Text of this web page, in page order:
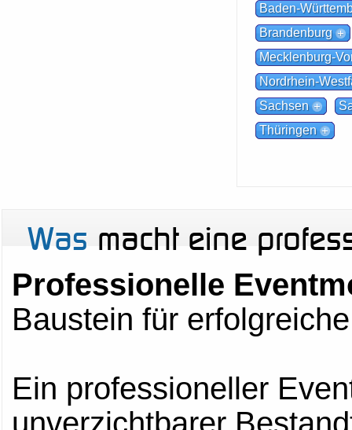
Baden-
Brandenburg
Mecklenburg-
Nordrhein-
Sachsen
Thüringen
Was macht eine
Professionelle
Baustein für
Ein professioneller
unverzichtbarer